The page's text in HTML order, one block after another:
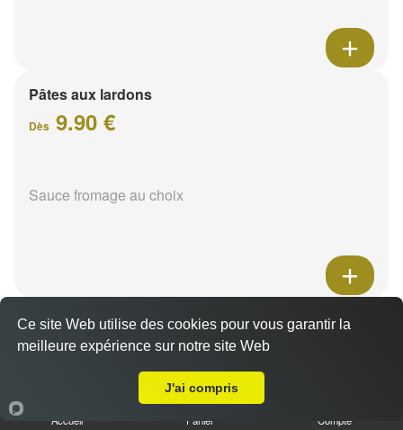
Pâtes aux lardons
Dès 9.90 €
Sauce fromage au choix
Pâtes au poulet
Dès9.90 €
Sauce fromage au choix
Accueil Panier Compte
Ce site Web utilise des cookies pour vous garantir la
meilleure expérience sur notre site Web
J'ai compris